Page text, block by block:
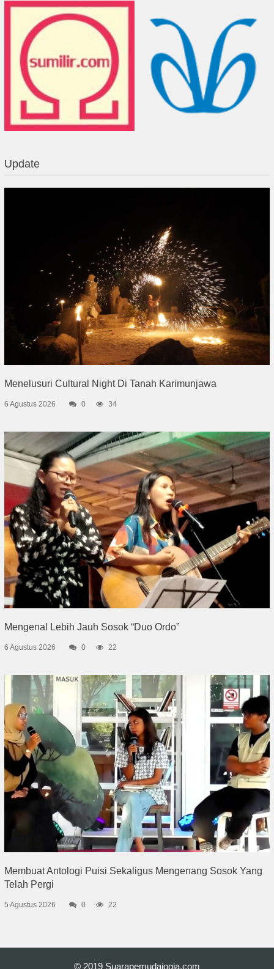
Update
Menelusuri Cultural Night Di Tanah Karimunjawa
6 Agustus 2026 0 34
Mengenal Lebih Jauh Sosok “Duo Ordo”
6 Agustus 2026 0 22
Membuat Antologi Puisi Sekaligus Mengenang Sosok Yang
Telah Pergi
5 Agustus 2026 0 22
© 2019 Suarapemudajogja.com